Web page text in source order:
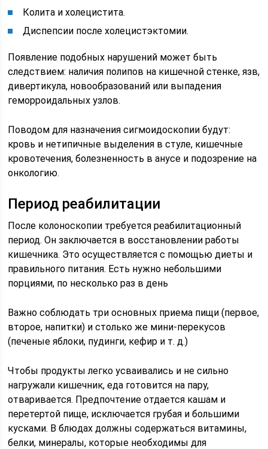
Колита и холецистита.
Диспепсии после холецистэктомии.
Появление подобных нарушений может быть
следствием: наличия полипов на кишечной стенке, язв,
дивертикула, новообразований или выпадения
геморроидальных узлов.
Поводом для назначения сигмоидоскопии будут:
кровь и нетипичные выделения в стуле, кишечные
кровотечения, болезненность в анусе и подозрение на
онкологию.
Период реабилитации
После колоноскопии требуется реабилитационный
период. Он заключается в восстановлении работы
кишечника. Это осуществляется с помощью диеты и
правильного питания. Есть нужно небольшими
порциями, по несколько раз в день
Важно соблюдать три основных приема пищи (первое,
второе, напитки) и столько же мини-перекусов
(печеные яблоки, пудинги, кефир и т. д.)
Чтобы продукты легко усваивались и не сильно
нагружали кишечник, еда готовится на пару,
отваривается. Предпочтение отдается кашам и
перетертой пище, исключается грубая и большими
кусками. В блюдах должны содержаться витамины,
белки, минералы, которые необходимы для